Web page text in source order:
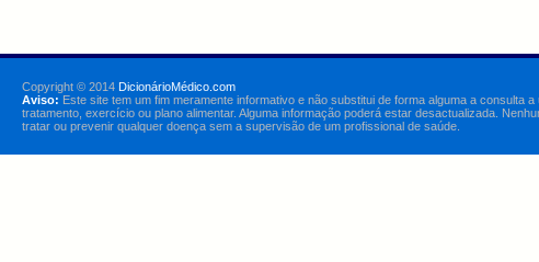
Copyright © 2014 DicionárioMédico.com
Aviso: Este site tem um fim meramente informativo e não substitui de forma alguma a
tratamento, exercício ou plano alimentar. Alguma informação poderá estar desactualizada.
tratar ou prevenir qualquer doença sem a supervisão de um profissional de saúde.